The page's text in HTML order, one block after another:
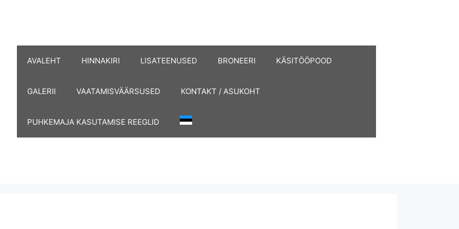
AVALEHT HINNAKIRI LISATEENUSED BRONEERI KÄSITÖÖPOOD
GALERII VAATAMISVÄÄRSUSED KONTAKT / ASUKOHT
PUHKEMAJA KASUTAMISE REEGLID